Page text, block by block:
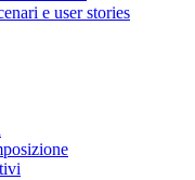
e user stories